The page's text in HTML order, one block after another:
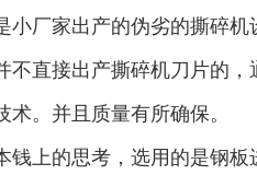
厂家出产的伪劣的撕碎机
不直接出产撕碎机刀片的
。并且质量有所确保。
钱上的思考，选用的是钢
建筑垃圾处理设备...